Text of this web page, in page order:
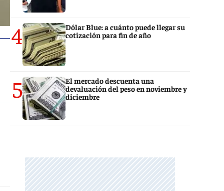
4
Dólar Blue: a cuánto puede llegar su
cotización para fin de año
5
El mercado descuenta una
devaluación del peso en noviembre y
diciembre